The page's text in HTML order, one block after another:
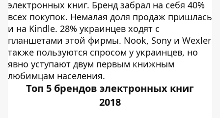
электронных книг. Бренд забрал на себя 40%
всех покупок. Немалая доля продаж пришлась
и на Kindle. 28% украинцев ходят с
планшетами этой фирмы. Nook, Sony и Wexler
также пользуются спросом у украинцев, но
явно уступают двум первым книжным
любимцам населения.
Топ 5 брендов электронных книг
2018